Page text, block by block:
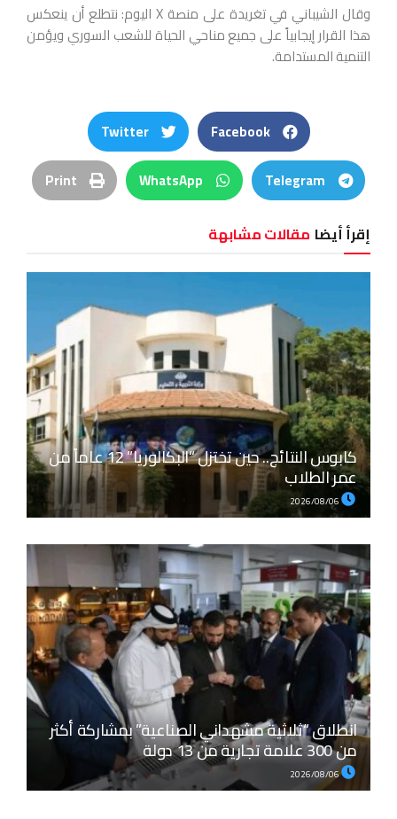
وقال الشيباني في تغريدة على منصة X اليوم: نتطلع أن ينعكس
هذا القرار إيجابياً على جميع مناحي الحياة للشعب السوري ويؤمن
التنمية المستدامة.
Facebook
Twitter
Telegram
WhatsApp
Print
إقرأ أيضا مقالات مشابهة
كابوس النتائج.. حين تختزل “البكالوريا” 12 عاماً من
عمر الطلاب
انطلاق “ثلاثية مشهداني الصناعية” بمشاركة أكثر
من 300 علامة تجارية من 13 دولة
2026/08/06